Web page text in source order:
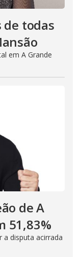
todas
em A Grande
de A
51,83%
a disputa acirrada